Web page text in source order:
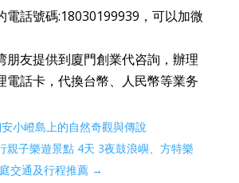
電話號碼:18030199939，可以加微
朋友提供到廈門創業代咨詢，辦理
電話卡，代換台幣、人民幣等業务
小嶝島上的自然奇觀與傳說
親子樂遊景點 4天 3夜鼓浪嶼、方特樂
交通及行程推薦→